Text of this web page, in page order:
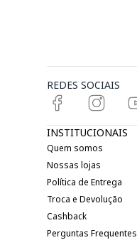
REDES SOCIAIS
INSTITUCIONAIS
Quem somos
Nossas lojas
Política de Entrega
Troca e Devolução
Cashback
Perguntas Frequentes